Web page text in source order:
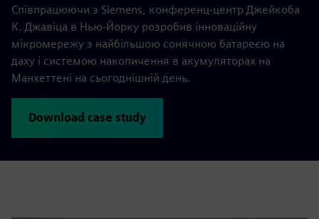
Співпрацюючи з Siemens, конференц-центр Джейкоба
К. Джавіца в Нью-Йорку розробив інноваційну
мікромережу з найбільшою сонячною батареєю на
даху і системою накопичення в акумуляторах на
Манхеттені на сьогоднішній день.
Download case study